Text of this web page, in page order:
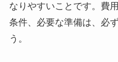
なりやすいことです。費
条件、必要な準備は、必
う。